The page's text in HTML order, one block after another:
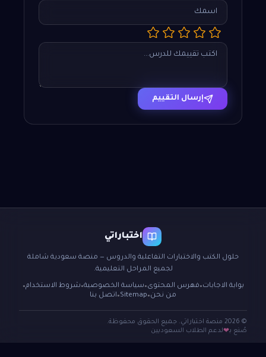
إرسال التقييم
اختباراتي
حلول الكتب والاختبارات التفاعلية والدروس — منصة سعودية شاملة
لجميع المراحل التعليمية.
بوابة الاجابات ● فهرس المحتوى ● سياسة الخصوصية● شروط الاستخدام●
من نحن ●
Sitemap
● اتصل بنا
© 2026 منصة اختباراتي. جميع الحقوق محفوظة.
صُنع بـ❤لدعم الطلاب السعوديين